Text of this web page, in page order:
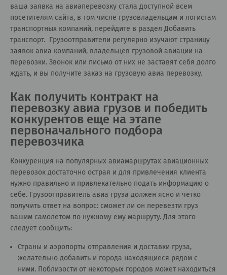
ваша заявка на авиаперевозку стала доступной всем
посетителям сайта, в том числе грузовладельцам и логистам
транспортных компаний, перейдите в раздел Добавить
транспорт. Грузоотправители регулярно изучают страницу
заявок авиа компаний, владельцев грузовой авиации на
перевозки. Звонок или письмо от них не заставят себя долго
ждать, и вы получите заказ на грузовую авиа перевозку.
Как получить контракт на
перевозку авиа грузов и победить
конкурентов еще на этапе
первоначального подбора
перевозчика
Конкуренция на популярных авиамаршрутах авиационных
перевозок достаточно острая и для привлечения клиента
нужно правильно и привлекательно подать информацию о
себе. Грузоотправитель авиа груза должен ясно и четко
получить ответ на вопрос: сможет ли он перевезти груз
вашим самолетом по нужному ему маршруту. Для этого
следует сообщить:
Страны и аэропорты отправления и доставки груза,
желательно добавить и города находящиеся рядом с
ними. Поблизости от некоторых городов может находиться